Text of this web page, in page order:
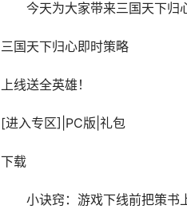
今天为大家带来三国天下归心
三国天下归心即时策略
上线送全英雄！
[进入专区] PC版 礼包
下载
小诀窍：游戏下线前把策书上